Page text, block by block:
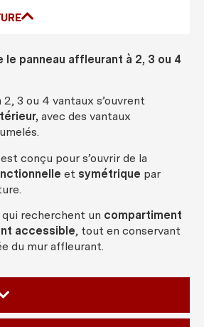
le panneau affleurant à 2, 3 ou 4
2, 3 ou 4 vantaux s’ouvrent
, avec des vantaux
.
est conçu pour s’ouvrir de la
et symétrique par
.
qui recherchent un compartiment
accessible, tout en conservant
du mur affleurant.